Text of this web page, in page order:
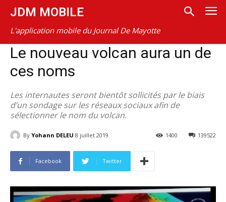
JDM MOBILE
L'application mobile du Journal De Mayotte
Le nouveau volcan aura un de
ces noms
Les internautes seront bientôt sollicités par le biais
d’un sondage sur les réseaux sociaux afin de
sélectionner le nom du volcan.
By Yohann DELEU 8 juillet 2019 139522
1400
Facebook Twitter